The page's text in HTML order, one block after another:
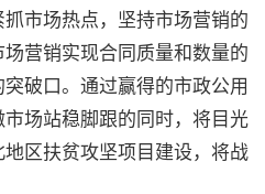
市场热点，坚持市场营销的
营销实现合同质量和数量的
破口。通过赢得的市政公用
场站稳脚跟的同时，将目光
区扶贫攻坚项目建设，将战